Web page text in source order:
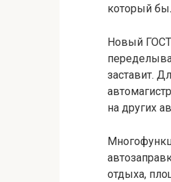
который
Новый
заставит.
на других
отдыха,